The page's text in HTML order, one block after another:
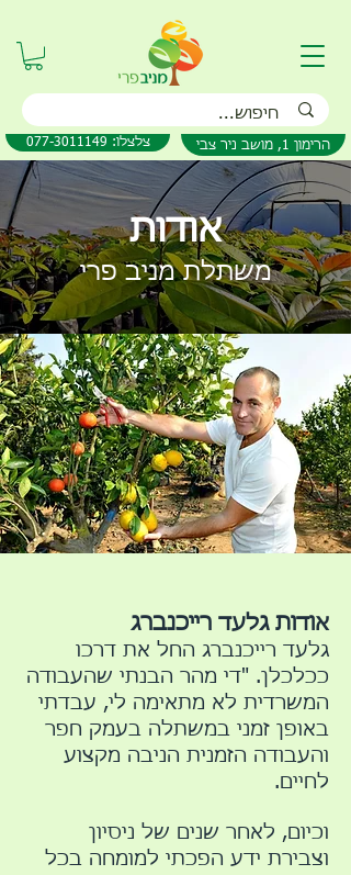
077-3011149 :צלצלו הרימון 1, מושב ניר צבי
אודות
משתלת מניב פרי
אודות גלעד רייכנברג
גלעד רייכנברג החל את דרכו
ככלכלן. "די מהר הבנתי שהעבודה
המשרדית לא מתאימה לי, עבדתי
באופן זמני במשתלה בעמק חפר
והעבודה הזמנית הניבה מקצוע
לחיים.
וכיום, לאחר שנים של ניסיון
וצבירת ידע הפכתי למומחה בכל